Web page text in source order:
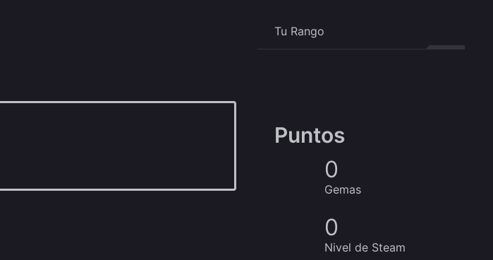
Tu Rango
Puntos
0
Gemas
0
Nivel de Steam